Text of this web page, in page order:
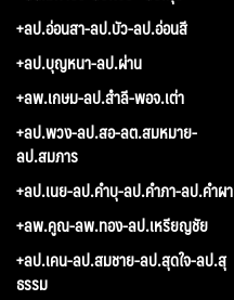
+ลป.อ่อนสา-ลป.บัว-ลป.อ่อนสี
+ลป.บุญหนา-ลป.ผ่าน
+ลพ.เกษม-ลป.สำลี-พอจ.เต่า
+ลป.พวง-ลป.สอ-ลต.สมหมาย-
ลป.สมภาร
+ลป.เนย-ลป.คำบุ-ลป.คำภา-ลป.คำผา
+ลพ.คูณ-ลพ.ทอง-ลป.เหรียญชัย
+ลป.เคน-ลป.สมชาย-ลป.สุดใจ-ลป.สุ
ธรรม